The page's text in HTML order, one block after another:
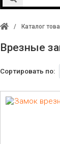
/ Каталог
Врезные
Сортировать по: